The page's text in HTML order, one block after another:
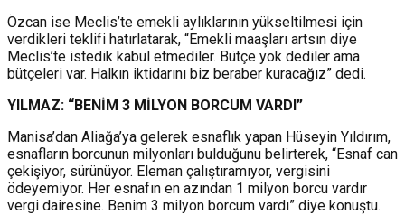
Özcan ise Meclis’te emekli aylıklarının yükseltilmesi için
verdikleri teklifi hatırlatarak, “Emekli maaşları artsın diye
Meclis’te istedik kabul etmediler. Bütçe yok dediler ama
bütçeleri var. Halkın iktidarını biz beraber kuracağız” dedi.
YILMAZ: “BENİM 3 MİLYON BORCUM VARDI”
Manisa’dan Aliağa’ya gelerek esnaflık yapan Hüseyin Yıldırım,
esnafların borcunun milyonları bulduğunu belirterek, “Esnaf can
çekişiyor, sürünüyor. Eleman çalıştıramıyor, vergisini
ödeyemiyor. Her esnafın en azından 1 milyon borcu vardır
vergi dairesine. Benim 3 milyon borcum vardı” diye konuştu.